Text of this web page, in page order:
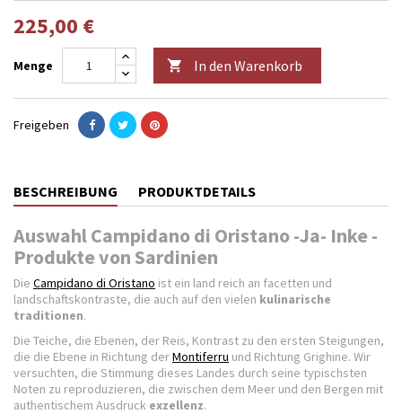
225,00 €
Menge  In den Warenkorb
Freigeben
BESCHREIBUNG PRODUKTDETAILS
Auswahl Campidano di Oristano -Ja- Inke -
Produkte von Sardinien
Die Campidano di Oristano ist ein land reich an facetten und
landschaftskontraste, die auch auf den vielen kulinarische
traditionen.
Die Teiche, die Ebenen, der Reis, Kontrast zu den ersten Steigungen,
die die Ebene in Richtung derMontiferru und Richtung Grighine. Wir
versuchten, die Stimmung dieses Landes durch seine typischsten
Noten zu reproduzieren, die zwischen dem Meer und den Bergen mit
authentischem Ausdruck exzellenz.